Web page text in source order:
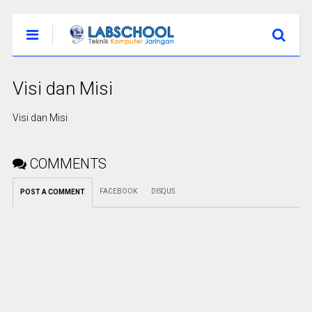
Visi dan Misi
Visi dan Misi
COMMENTS
POST A COMMENT FACEBOOK DISQUS